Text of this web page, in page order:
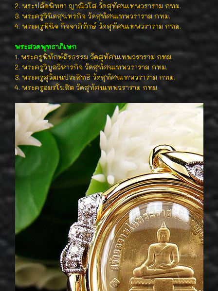
2. พระปลัดพิทยา ญาณิวโส วัดสุทัศนเทพวราราม กทม.
3. พระครูวินิตสุนทรกิจ วัดสุทัศนเทพวราราม กทม.
4. พระครูพินิจ กิจจาภิรักษ์ วัดสุทัศนเทพวราราม กทม.
พระสวดพุทธาภิเษก
1. พระครูพิทักษ์ถิรธรรม วัดสุทัศนเทพวราราม กทม.
2. พระครูวิบูลวิหารกิจ วัดสุทัศนเทพวราราม กทม.
3. พระครูสุวัฒนประสิทธิ วัดสุทัศนเทพวราราม กทม.
4. พระครูอมรโฆสิต วัดสุทัศนเทพวราราม กทม